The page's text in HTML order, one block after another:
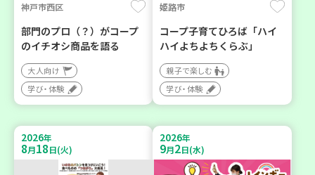
神戸市西区
部門のプロ（？）がコープ
のイチオシ商品を語る
大人向け
学び・体験
姫路市
コープ子育てひろば「ハイ
ハイよちよちくらぶ」
親子で楽しむ
学び・体験
2026年
8月18日(火)
2026年
9月2日(水)